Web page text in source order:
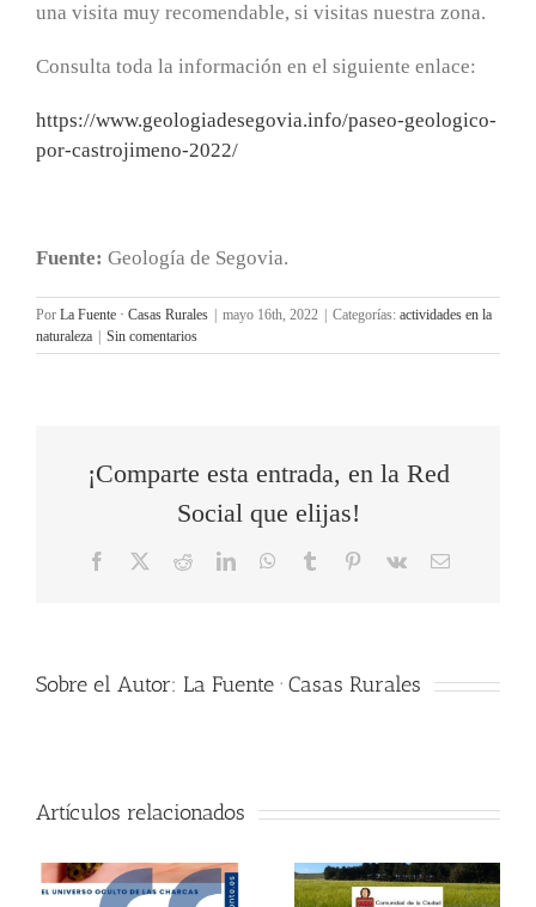
una visita muy recomendable, si visitas nuestra zona.
Consulta toda la información en el siguiente enlace:
https://www.geologiadesegovia.info/paseo-geologico-
por-castrojimeno-2022/
Fuente: Geología de Segovia.
Por La Fuente · Casas Rurales mayo 16th, 2022 Categorías: actividades en la
naturaleza
Sin comentarios
¡Comparte esta entrada, en la Red
Social que elijas!
Facebook RedditLinkedInWhatsApp
Tumblr Pinterest
Vk
Correo
Sobre el Autor: La Fuente · Casas Rurales
Artículos relacionados